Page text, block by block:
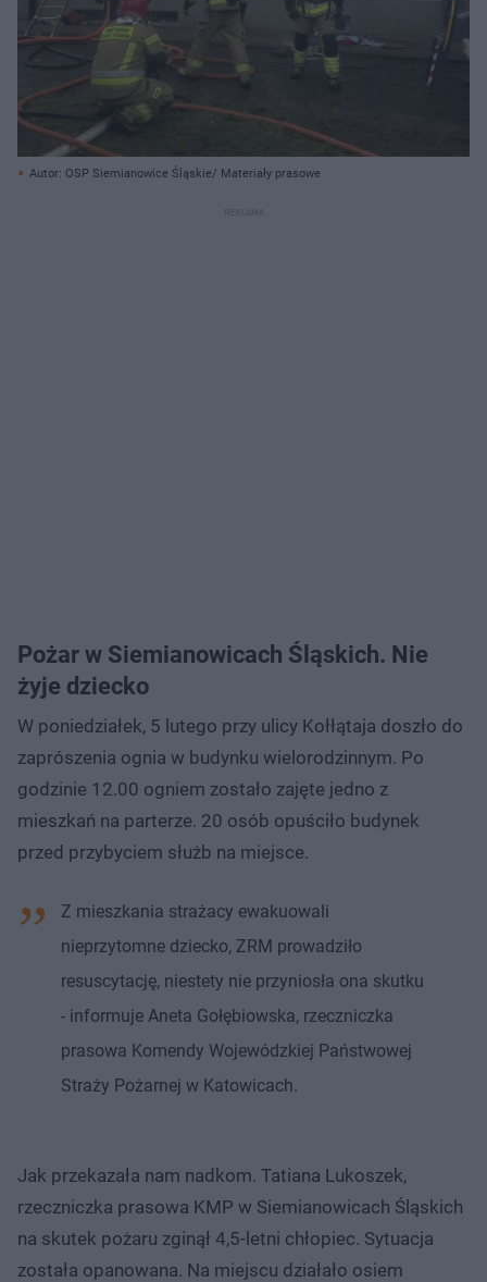
Autor: OSP Siemianowice Śląskie/ Materiały prasowe
Pożar w Siemianowicach Śląskich. Nie
żyje dziecko
W poniedziałek, 5 lutego przy ulicy Kołłątaja doszło do
zaprószenia ognia w budynku wielorodzinnym. Po
godzinie 12.00 ogniem zostało zajęte jedno z
mieszkań na parterze. 20 osób opuściło budynek
przed przybyciem służb na miejsce.
Z mieszkania strażacy ewakuowali
nieprzytomne dziecko, ZRM prowadziło
resuscytację, niestety nie przyniosła ona skutku
- informuje Aneta Gołębiowska, rzeczniczka
prasowa Komendy Wojewódzkiej Państwowej
Straży Pożarnej w Katowicach.
Jak przekazała nam nadkom. Tatiana Lukoszek,
rzeczniczka prasowa KMP w Siemianowicach Śląskich
na skutek pożaru zginął 4,5-letni chłopiec. Sytuacja
została opanowana. Na miejscu działało osiem